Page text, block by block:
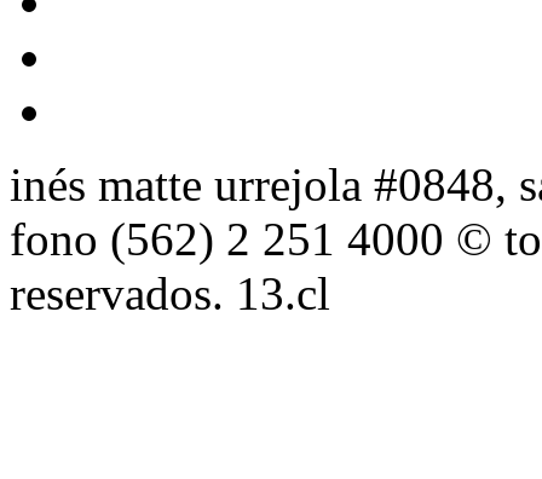
inés matte urrejola #0848,
fono (562) 2 251 4000 ©
reservados. 13.cl